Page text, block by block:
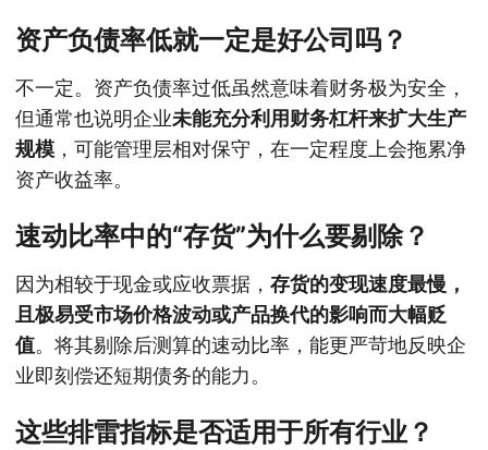
资产负债率低就一定是好公司吗？
不一定。资产负债率过低虽然意味着财务极为安全，
但通常也说明企业未能充分利用财务杠杆来扩大生产
规模 ，可能管理层相对保守，在一定程度上会拖累净
资产收益率。
速动比率中的“存货”为什么要剔除？
因为相较于现金或应收票据， 存货的变现速度最慢，
且极易受市场价格波动或产品换代的影响而大幅贬
值。将其剔除后测算的速动比率，能更严苛地反映企
业即刻偿还短期债务的能力。
这些排雷指标是否适用于所有行业？